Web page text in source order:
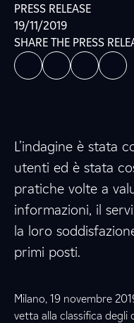
PRESS RELEASE
19/11/2019
SHARE THE PRESS
L’indagine è stata
utenti ed è stata
pratiche volte a
informazioni, il
la loro
primi posti.
Milano, 19 novembre
vetta alla classifica